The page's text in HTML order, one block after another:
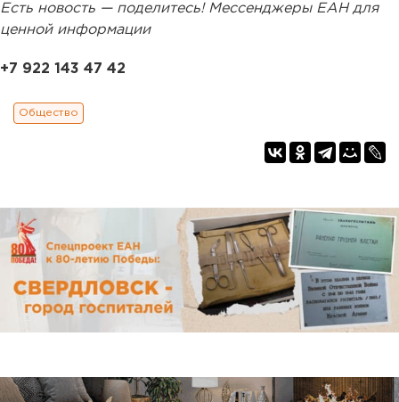
Есть новость — поделитесь! Мессенджеры ЕАН для
ценной информации
+7 922 143 47 42
Общество